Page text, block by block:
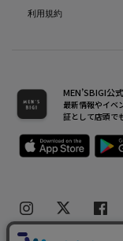
利用規約
MEN’SBIGI公
最新情報やイベ
証として店頭で